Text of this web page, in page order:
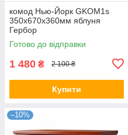
комод Нью-Йорк GKOM1s
350х670х360мм яблуня
Гербор
Готово до відправки
1 480 ₴ 2 100 ₴
Купити
–10%